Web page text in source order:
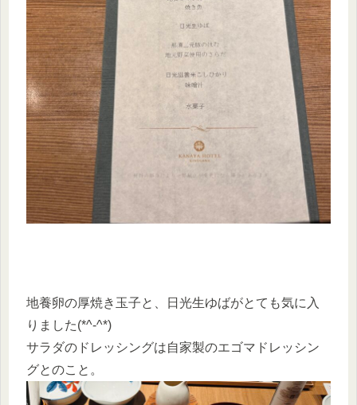
地養卵の厚焼き玉子と、日光生ゆばがとても気に入
りました(*^-^*)
サラダのドレッシングは自家製のエゴマドレッシン
グとのこと。